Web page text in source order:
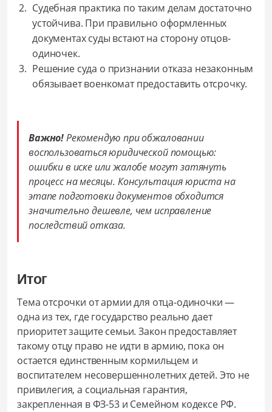
Судебная практика по таким делам достаточно
устойчива. При правильно оформленных
документах суды встают на сторону отцов-
одиночек.
Решение суда о признании отказа незаконным
обязывает военкомат предоставить отсрочку.
Важно!Рекомендую при обжаловании
воспользоваться юридической помощью:
ошибки в иске или жалобе могут затянуть
процесс на месяцы. Консультация юриста на
этапе подготовки документов обходится
значительно дешевле, чем исправление
последствий отказа.
Итог
Тема отсрочки от армии для отца-одиночки —
одна из тех, где государство реально дает
приоритет защите семьи. Закон предоставляет
такому отцу право не идти в армию, пока он
остается единственным кормильцем и
воспитателем несовершеннолетних детей. Это не
привилегия, а социальная гарантия,
закрепленная в ФЗ-53 и Семейном кодексе РФ.